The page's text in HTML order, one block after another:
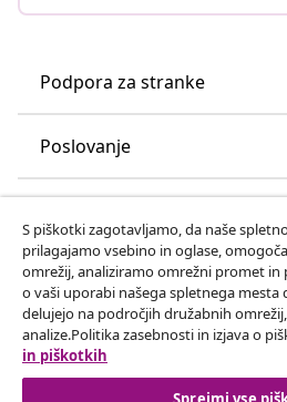
Podpora za stranke
Poslovanje
Odkrijte več
S piškotki zagotavljamo, da naše
prilagajamo vsebino in oglase,
omrežij, analiziramo omrežni promet in
o vaši uporabi našega spletnega
delujejo na področjih družabnih
analize.Politika zasebnosti in izjava o
in piškotkih